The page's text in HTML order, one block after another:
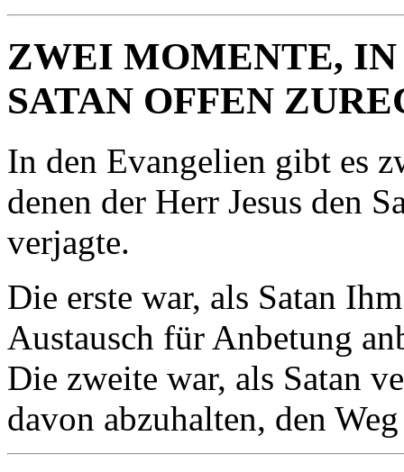
ZWEI MOMENTE, IN
SATAN OFFEN
In den Evangelien gibt es
denen der Herr Jesus den
verjagte.
Die erste war, als Satan
Austausch für Anbetung
Die zweite war, als Satan
davon abzuhalten, den